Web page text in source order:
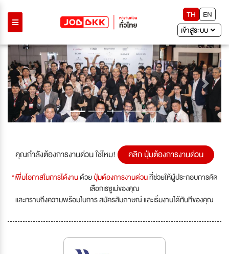
TH
EN
เข้าสู่ระบบ
Previous Next
คุณกำลังต้องการงานด่วน ใช่ไหม! คลิก ปุ่มต้องการงานด่วน
*เพิ่มโอกาสในการได้งานด้วยปุ่มต้องการงานด่วนที่ช่วยให้ผู้ประกอบการคัด
เลือกเรซูเม่ของคุณ
และทราบถึงความพร้อมในการ สมัครสัมภาษณ์ และเริ่มงานได้ทันทีของคุณ